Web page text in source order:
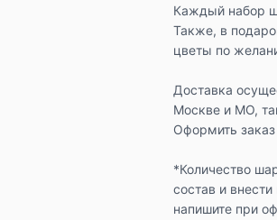
Каждый набор
Также, в
цветы по
Доставка
Москве и МО,
Оформить
*Количество
состав и
напишите при